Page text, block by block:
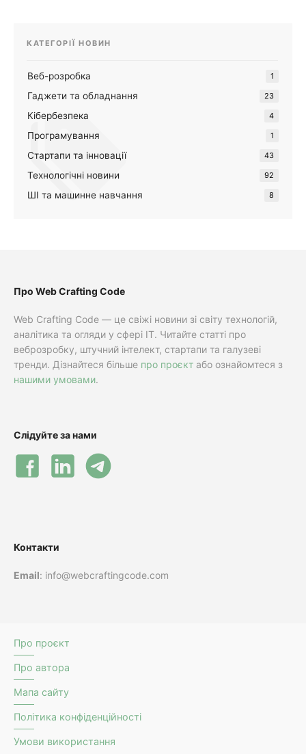
КАТЕГОРІЇ НОВИН
Веб-розробка 1
Гаджети та обладнання 23
Кібербезпека 4
Програмування 1
Стартапи та інновації 43
Технологічні новини 92
ШІ та машинне навчання 8
Про Web Crafting Code
Web Crafting Code — це свіжі новини зі світу технологій,
аналітика та огляди у сфері IT. Читайте статті про
веброзробку, штучний інтелект, стартапи та галузеві
тренди. Дізнайтеся більше про проєкт або ознайомтеся з
нашими умовами.
Слідуйте за нами
Контакти
Email: info@webcraftingcode.com
Про проєкт
Про автора
Мапа сайту
Політика конфіденційності
Умови використання